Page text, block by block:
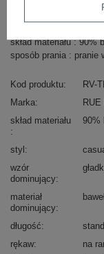
+48
skład materiału : 90%
sposób prania : pranie
Kod produktu
RV-
Marka
RUE
skład materiału
90%
styl
wzór
dominujący
materiał
dominujący
długość
rękaw
na